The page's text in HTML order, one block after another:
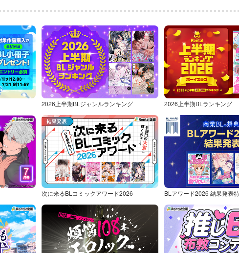
2026上半期BLジャンルランキング 2026上半期BLランキング
次に来るBLコミックアワード2026 BLアワード2026 結果発表特